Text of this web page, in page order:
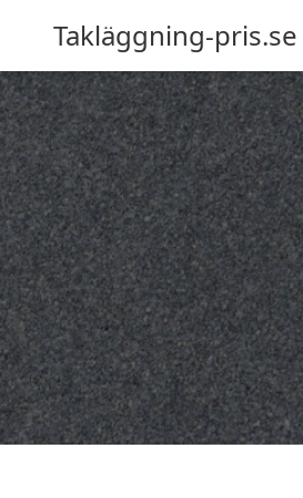
Takläggning-pris.se